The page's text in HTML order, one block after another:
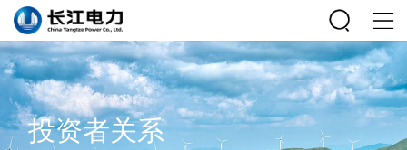
投资者关系